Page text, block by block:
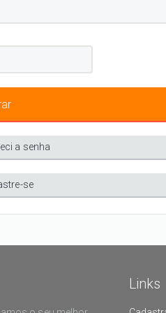
a senha
se
Links